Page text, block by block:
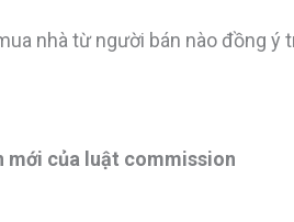
nhà từ người bán nào đồng ý
mới của luật commission